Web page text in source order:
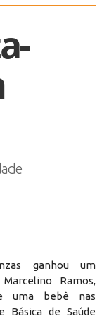
ganhou um
Ramos,
uma bebê nas
Básica de Saúde